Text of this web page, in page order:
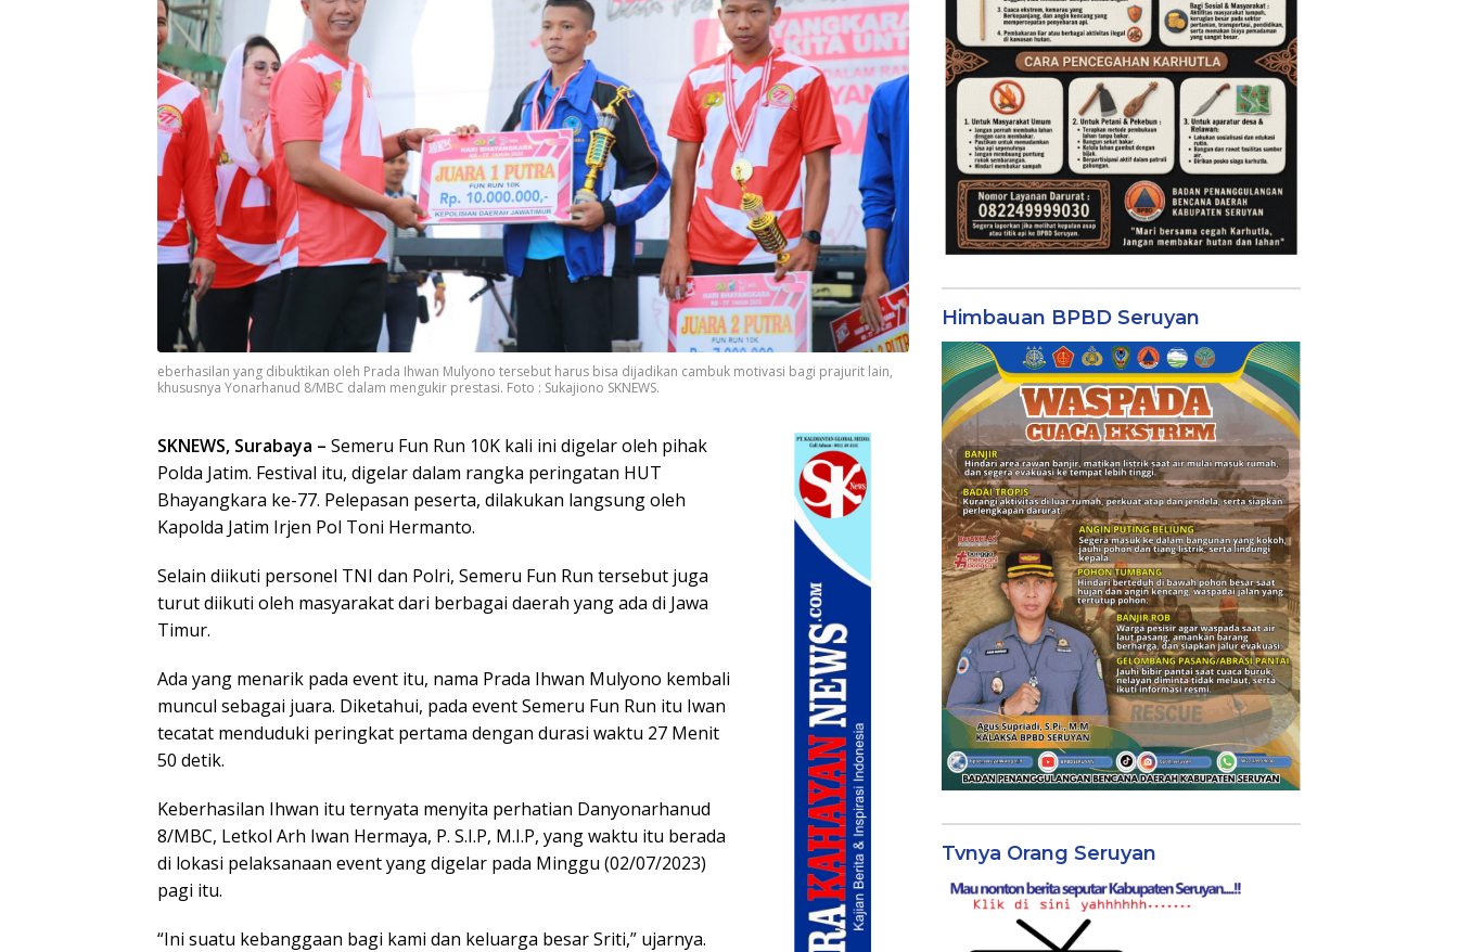
eberhasilan yang dibuktikan oleh Prada Ihwan Mulyono tersebut harus bisa dijadikan cambuk motivasi bagi prajurit lain,
khususnya Yonarhanud 8/MBC dalam mengukir prestasi. Foto : Sukajiono SKNEWS.
SKNEWS, Surabaya – Semeru Fun Run 10K kali ini digelar oleh pihak
Polda Jatim. Festival itu, digelar dalam rangka peringatan HUT
Bhayangkara ke-77. Pelepasan peserta, dilakukan langsung oleh
Kapolda Jatim Irjen Pol Toni Hermanto.
Selain diikuti personel TNI dan Polri, Semeru Fun Run tersebut juga
turut diikuti oleh masyarakat dari berbagai daerah yang ada di Jawa
Timur.
Ada yang menarik pada event itu, nama Prada Ihwan Mulyono kembali
muncul sebagai juara. Diketahui, pada event Semeru Fun Run itu Iwan
tecatat menduduki peringkat pertama dengan durasi waktu 27 Menit
50 detik.
Keberhasilan Ihwan itu ternyata menyita perhatian Danyonarhanud
8/MBC, Letkol Arh Iwan Hermaya, P. S.I.P, M.I.P, yang waktu itu berada
di lokasi pelaksanaan event yang digelar pada Minggu (02/07/2023)
pagi itu.
“Ini suatu kebanggaan bagi kami dan keluarga besar Sriti,” ujarnya.
Himbauan BPBD Seruyan
Tvnya Orang Seruyan